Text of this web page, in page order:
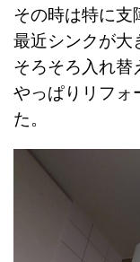
その時は特に支
最近シンクが大
そろそろ入れ替
やっぱりリフォ
た。